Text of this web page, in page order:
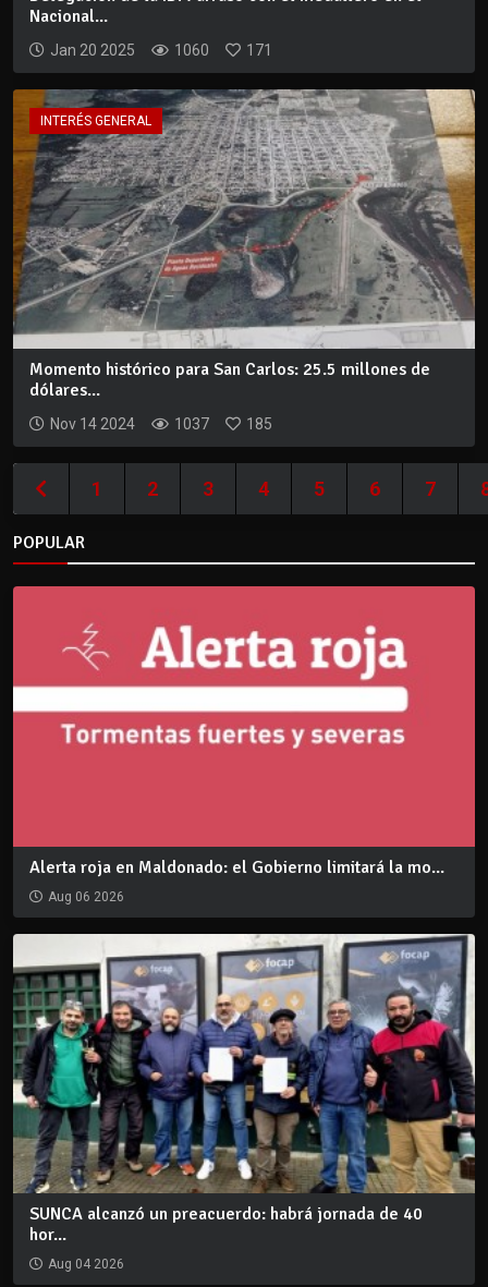
Nacional...
Jan 20 2025 1060 171
INTERÉS GENERAL
Momento histórico para San Carlos: 25.5 millones de
dólares...
Nov 14 2024 1037 185
1 2 3 4 5 6 7
POPULAR
Alerta roja en Maldonado: el Gobierno limitará la mo...
Aug 06 2026
SUNCA alcanzó un preacuerdo: habrá jornada de 40
hor...
Aug 04 2026